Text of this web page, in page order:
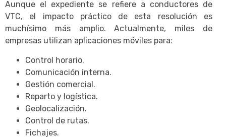
Aunque el expediente se refiere a conductores de
VTC, el impacto práctico de esta resolución es
muchísimo más amplio. Actualmente, miles de
empresas utilizan aplicaciones móviles para:
Control horario.
Comunicación interna.
Gestión comercial.
Reparto y logística.
Geolocalización.
Control de rutas.
Fichajes.